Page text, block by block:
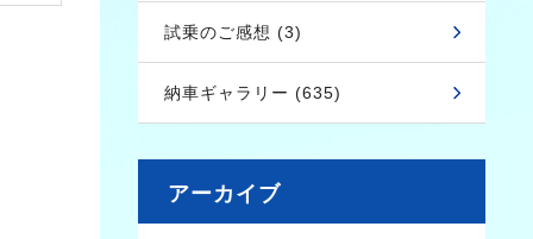
試乗のご感想 (3)
納車ギャラリー (635)
アーカイブ